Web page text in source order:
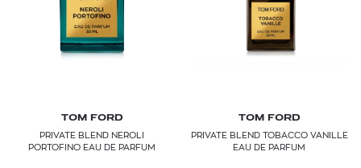
TOM FORD
PRIVATE BLEND NEROLI
PORTOFINO EAU DE PARFUM
TOM FORD
PRIVATE BLEND TOBACCO VANILLE
EAU DE PARFUM